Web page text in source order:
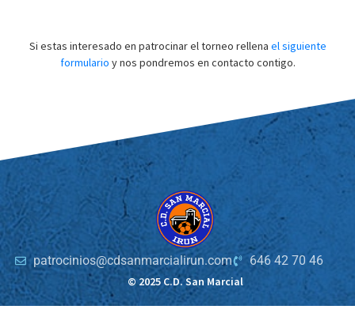
Si estas interesado en patrocinar el torneo rellena el siguiente
formulario y nos pondremos en contacto contigo.
patrocinios@cdsanmarcialirun.com
646 42 70 46
© 2025 C.D. San Marcial